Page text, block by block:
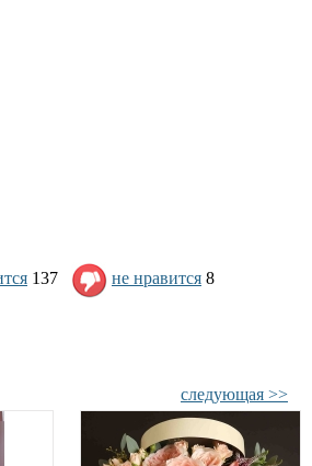
137 не нравится 8
следующая >>